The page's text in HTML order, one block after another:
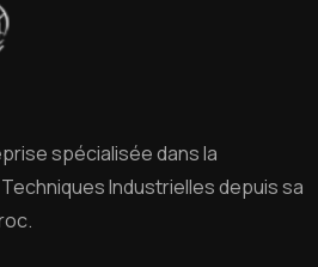
spécialisée dans la
Industrielles depuis sa